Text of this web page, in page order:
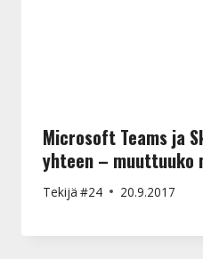
Microsoft Teams ja
yhteen – muuttuuko
Tekijä #24 20.9.2017